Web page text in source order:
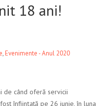
18 ani!
,Evenimente - Anul 2020
de când oferă servicii
înființată pe 26 iunie, în luna